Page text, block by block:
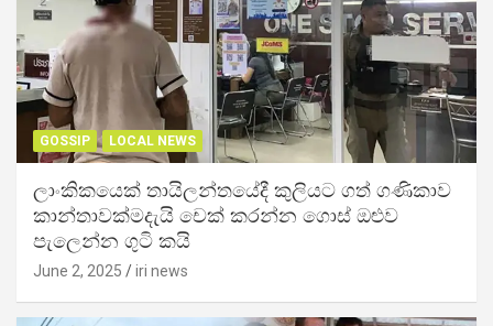
GOSSIP LOCAL NEWS
ලාංකිකයෙක් තායිලන්තයේදී කුලියට ගත් ගණිකාව
කාන්තාවක්මදැයි චෙක් කරන්න ගොස් ඔළුව
පැලෙන්න ගුටි කයි
June 2, 2025 iri news